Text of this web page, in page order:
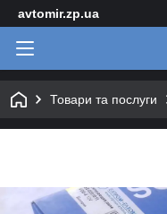
avtomir.zp.ua
Товари та послуги